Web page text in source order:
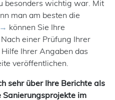
besonders wichtig war. Mit
man am besten die
können Sie Ihre
einer Prüfung Ihrer
Ihrer Angaben das
veröffentlichen.
sehr über Ihre Berichte als
im